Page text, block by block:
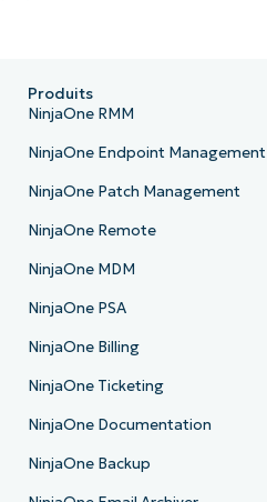
Produits
NinjaOne RMM
NinjaOne Endpoint Management
NinjaOne Patch Management
NinjaOne Remote
NinjaOne MDM
NinjaOne PSA
NinjaOne Billing
NinjaOne Ticketing
NinjaOne Documentation
NinjaOne Backup